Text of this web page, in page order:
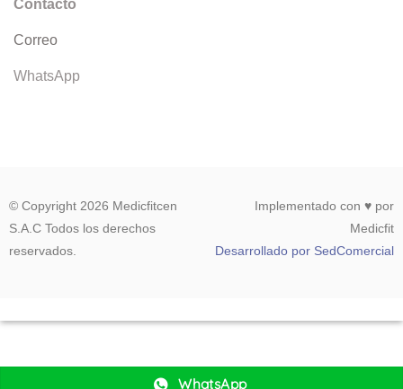
Contacto
Correo
WhatsApp
© Copyright 2026 Medicfitcen
S.A.C Todos los derechos
reservados.
Implementado con ♥ por
Medicfit
Desarrollado por SedComercial
WhatsApp